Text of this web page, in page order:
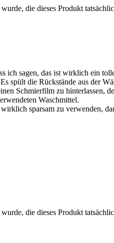
die dieses Produkt
ich sagen, das ist wirklich ein
spült die Rückstände aus der
Schmierfilm zu
Waschmittel.
sparsam zu verwenden,
die dieses Produkt